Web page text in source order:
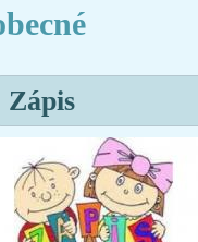
Zápis